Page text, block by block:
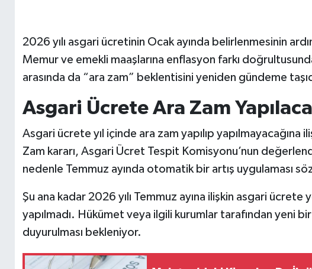
2026 yılı asgari ücretinin Ocak ayında belirlenmesinin
Memur ve emekli maaşlarına enflasyon farkı
arasında da “ara zam” beklentisini yeniden gündeme
Asgari Ücrete Ara Zam
Asgari ücrete yıl içinde ara zam yapılıp yapılmayacağına
Zam kararı, Asgari Ücret Tespit Komisyonu’nun
nedenle Temmuz ayında otomatik bir artış uygulaması
Şu ana kadar 2026 yılı Temmuz ayına ilişkin asgari ücrete
yapılmadı. Hükümet veya ilgili kurumlar tarafından yeni
duyurulması bekleniyor.